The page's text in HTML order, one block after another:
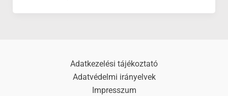
Adatkezelési tájékoztató
Adatvédelmi irányelvek
Impresszum